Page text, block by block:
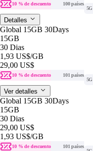
10 % de descuento
100 países
5G
Detalles
Global 15GB 30Days
15GB
30 Dias
1,93 US$/GB
29,00 US$
10 % de descuento
101 países
5G
Ver detalles
Global 15GB 30Days
15GB
30 Dias
29,00 US$
1,93 US$/GB
10 % de descuento
101 países